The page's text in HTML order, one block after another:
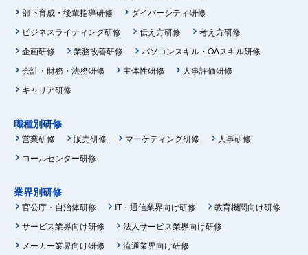
部下育成・後輩指導研修
ダイバーシティ研修
ビジネスライティング研修
伝え方研修
考え方研修
企画研修
業務改善研修
パソコンスキル・OAスキル研修
会計・財務・法務研修
主体性研修
人事評価研修
キャリア研修
職種別研修
営業研修 販売研修 マーケティング研修
人事研修
コールセンター研修
業界別研修
官公庁・自治体研修 IT・通信業界向け研修
教育機関向け研修
サービス業界向け研修
法人サービス業界向け研修
メーカー業界向け研修
流通業界向け研修